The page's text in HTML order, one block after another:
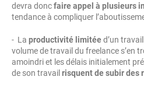
devra doncfaire appel à plusieurs
tendance à compliquer
- La productivité limitéed’un
volume de travail du freelance s’en
amoindri et les délais initialement
de son travail risquent de subir des